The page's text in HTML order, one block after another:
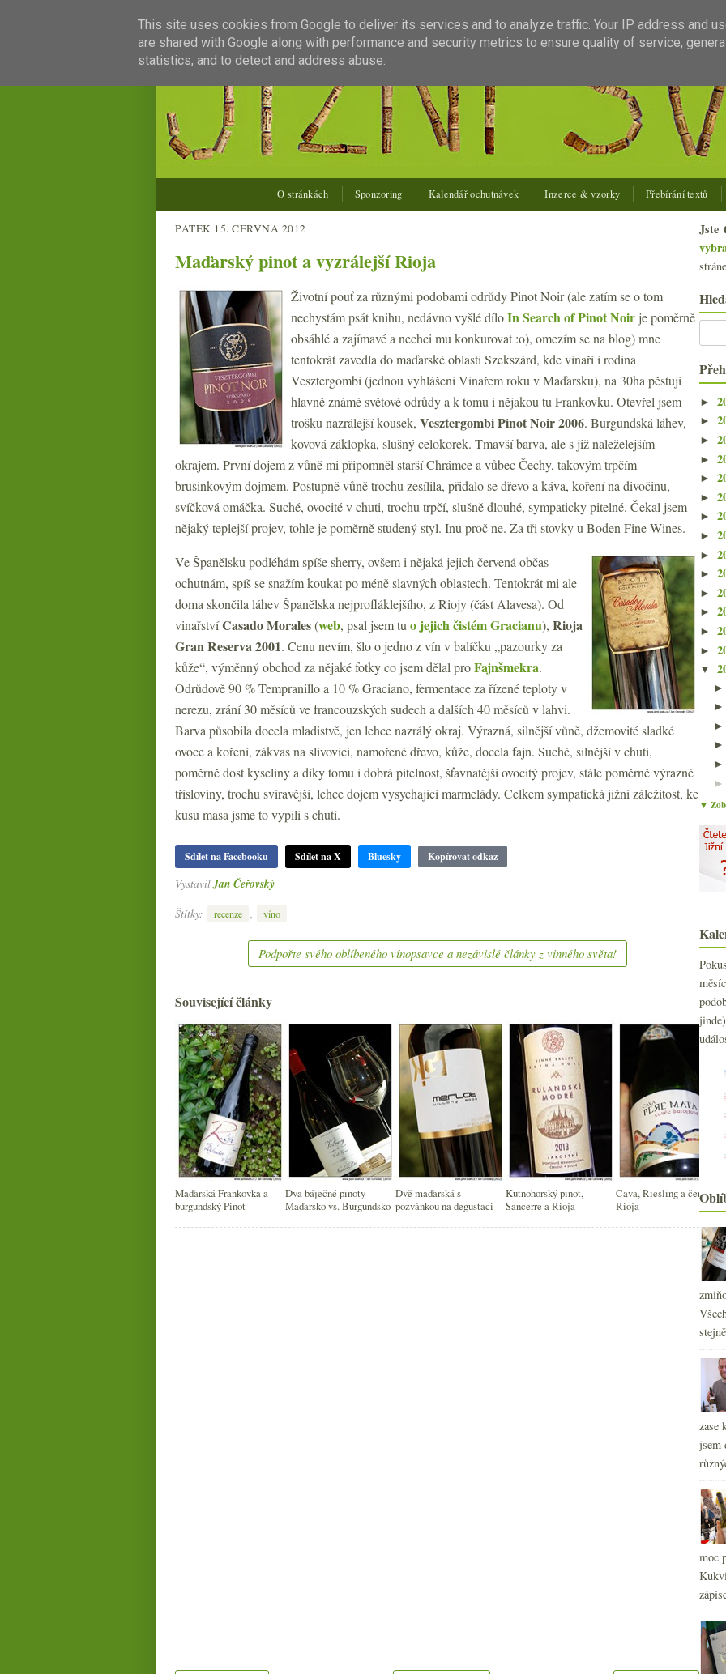
O stránkách Sponzoring Kalendář ochutnávek Inzerce & vzorky Přebírání textů
PÁTEK 15. ČERVNA 2012
Maďarský pinot a vyzrálejší Rioja
Životní pouť za různými podobami odrůdy Pinot Noir (ale zatím se o tom
nechystám psát knihu, nedávno vyšlé díloIn Search of Pinot Noir je poměrně
obsáhlé a zajímavé a nechci mu konkurovat :o), omezím se na blog) mne
tentokrát zavedla do maďarské oblasti Szekszárd, kde vinaří i rodina
Vesztergombi (jednou vyhlášeni Vinařem roku v Maďarsku), na 30ha pěstují
hlavně známé světové odrůdy a k tomu i nějakou tu Frankovku. Otevřel jsem
trošku nazrálejší kousek, Vesztergombi Pinot Noir 2006. Burgundská láhev,
kovová záklopka, slušný celokorek. Tmavší barva, ale s již naleželejším
okrajem. První dojem z vůně mi připomněl starší Chrámce a vůbec Čechy, takovým trpčím
brusinkovým dojmem. Postupně vůně trochu zesílila, přidalo se dřevo a káva, koření na divočinu,
svíčková omáčka. Suché, ovocité v chuti, trochu trpčí, slušně dlouhé, sympaticky pitelné. Čekal jsem
nějaký teplejší projev, tohle je poměrně studený styl. Inu proč ne. Za tři stovky u Boden Fine Wines.
Ve Španělsku podléhám spíše sherry, ovšem i nějaká jejich červená občas
ochutnám, spíš se snažím koukat po méně slavných oblastech. Tentokrát mi ale
doma skončila láhev Španělska nejprofláklejšího, z Riojy (část Alavesa). Od
vinařstvíCasado Morales(web, psal jsem tu o jejich čistém Gracianu), Rioja
Gran Reserva 2001. Cenu nevím, šlo o jedno z vín v balíčku „pazourky za
kůže“, výměnný obchod za nějaké fotky co jsem dělal proFajnšmekra.
Odrůdově 90 % Tempranillo a 10 % Graciano, fermentace za řízené teploty v
nerezu, zrání 30 měsíců ve francouzských sudech a dalších 40 měsíců v lahvi.
Barva působila docela mladistvě, jen lehce nazrálý okraj. Výrazná, silnější vůně, džemovité sladké
ovoce a koření, zákvas na slivovici, namořené dřevo, kůže, docela fajn. Suché, silnější v chuti,
poměrně dost kyseliny a díky tomu i dobrá pitelnost, šťavnatější ovocitý projev, stále poměrně výrazné
třísloviny, trochu svíravější, lehce dojem vysychající marmelády. Celkem sympatická jižní záležitost, ke
kusu masa jsme to vypili s chutí.
Sdílet na Facebooku Sdílet na X Bluesky Kopírovat odkaz
VystavilJan Čeřovský
Štítky:
recenze víno
Podpořte svého oblíbeného vínopsavce a nezávislé články z vinného světa!
Související články
Maďarská Frankovka a
burgundský Pinot
Dva báječné pinoty –
Maďarsko vs. Burgundsko
Dvě maďarská s
pozvánkou na degustaci
Kutnohorský pinot,
Sancerre a Rioja
Cava, Riesling a čerstvá
Rioja
Jste
►
►
►
►
►
►
►
►
►
►
►
►
►
►
▼
►
►
►
►
►
▼
zase
jsem
moc
This site uses cookies from Google to deliver its services and to analyze traffic. Your IP address and
are shared with Google along with performance and security metrics to ensure quality of service,
statistics, and to detect and address abuse.